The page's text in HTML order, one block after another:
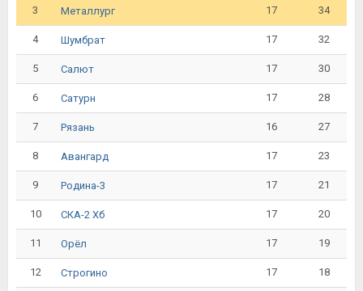
3 Металлург 17 34
4 Шумбрат 17 32
5 Салют 17 30
6 Сатурн 17 28
7 Рязань 16 27
8 Авангард 17 23
9 Родина-3 17 21
10 СКА-2 Хб 17 20
11 Орёл 17 19
12 Строгино 17 18